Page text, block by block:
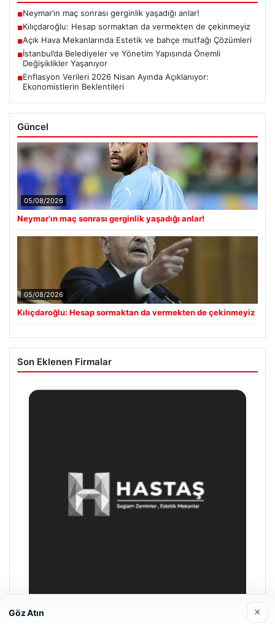
■Neymar’ın maç sonrası gerginlik yaşadığı anlar!
■Kılıçdaroğlu: Hesap sormaktan da vermekten de çekinmeyiz
■Açık Hava Mekanlarında Estetik ve bahçe mutfağı Çözümleri
■İstanbul’da Belediyeler ve Yönetim Yapısında Önemli
Değişiklikler Yaşanıyor
■Enflasyon Verileri 2026 Nisan Ayında Açıklanıyor:
Ekonomistlerin Beklentileri
Güncel
05/08/2026
Neymar’ın maç sonrası gerginlik yaşadığı anlar!
05/08/2026
Kılıçdaroğlu: Hesap sormaktan da vermekten de çekinmeyiz
Son Eklenen Firmalar
Göz Atın ×